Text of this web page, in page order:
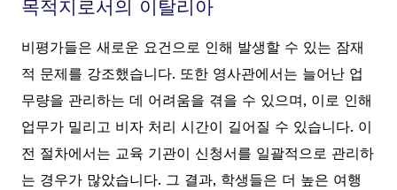
목적지로서의 이탈리아
비평가들은 새로운 요건으로 인해 발생할 수 있는 잠재
적 문제를 강조했습니다. 또한 영사관에서는 늘어난 업
무량을 관리하는 데 어려움을 겪을 수 있으며, 이로 인해
업무가 밀리고 비자 처리 시간이 길어질 수 있습니다. 이
전 절차에서는 교육 기관이 신청서를 일괄적으로 관리하
는 경우가 많았습니다. 그 결과, 학생들은 더 높은 여행